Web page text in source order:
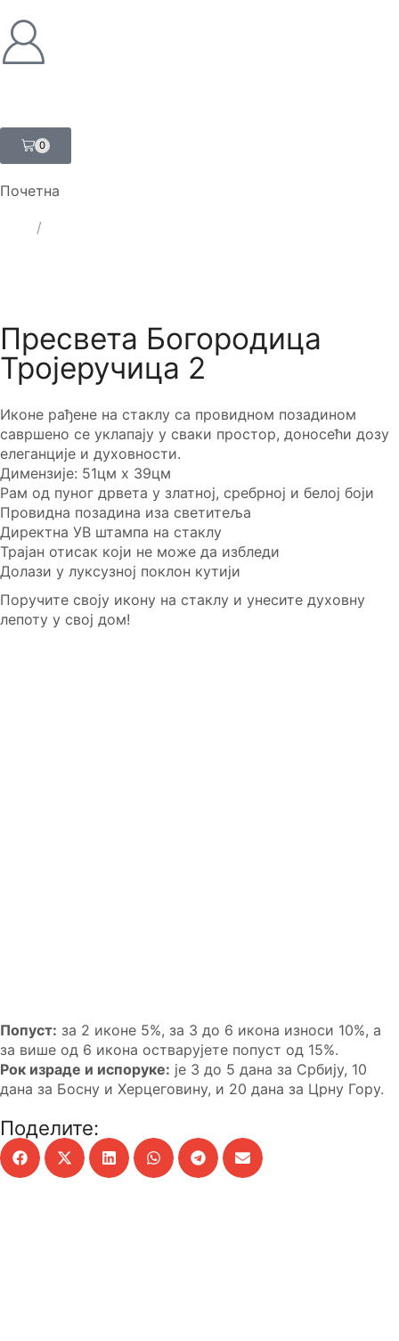
0
Почетна
/
Пресвета Богородица
Тројеручица 2
Иконе рађене на стаклу са провидном позадином
савршено се уклапају у сваки простор, доносећи дозу
елеганције и духовности.
Димензије: 51цм x 39цм
Рам од пуног дрвета у златној, сребрној и белој боји
Провидна позадина иза светитеља
Директна УВ штампа на стаклу
Трајан отисак који не може да избледи
Долази у луксузној поклон кутији
Поручите своју икону на стаклу и унесите духовну
лепоту у свој дом!
Попуст: за 2 иконе 5%, за 3 до 6 икона износи 10%, а
за више од 6 икона остварујете попуст од 15%.
Рок израде и испоруке: је 3 до 5 дана за Србију, 10
дана за Босну и Херцеговину, и 20 дана за Црну Гору.
Поделите: